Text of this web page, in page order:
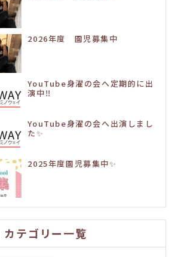
2026年度 園児募集中
YouTube身濯の会へ定期的に出
演中‼️
YouTube身濯の会へ出演しまし
た✨
2025年度園児募集中✨
カテゴリー一覧